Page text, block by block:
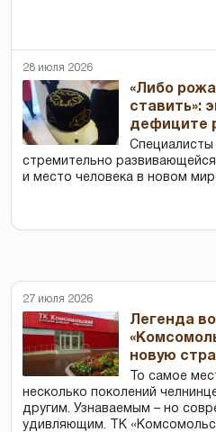
28 июля 2026
«Либо
ставить»:
дефиците
Специалисты
стремительно
и место человека в новом
27 июля 2026
Легенда
новую
То самое
несколько поколений
другим. Узнаваемым – но
удивляющим. ТК